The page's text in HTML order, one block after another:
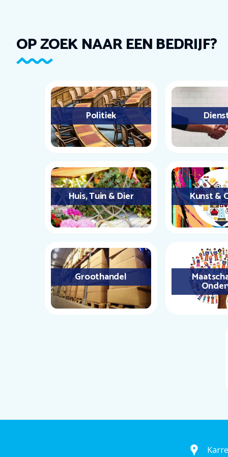
OP ZOEK NAAR EEN BEDRIJF?
Politiek
Huis, Tuin & Dier Kunst &
Groothandel